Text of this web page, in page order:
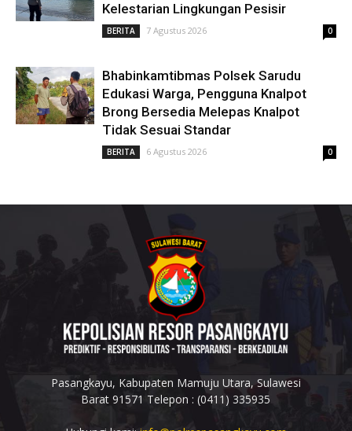
Kelestarian Lingkungan Pesisir
BERITA 7 Agustus 2026 0
Bhabinkamtibmas Polsek Sarudu
Edukasi Warga, Pengguna Knalpot
Brong Bersedia Melepas Knalpot
Tidak Sesuai Standar
BERITA 6 Agustus 2026 0
Pasangkayu, Kabupaten Mamuju Utara, Sulawesi
Barat 91571 Telepon : (0411) 335935